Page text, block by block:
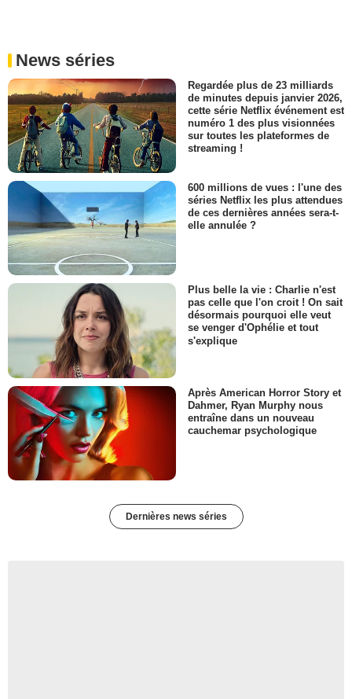
News séries
Regardée plus de 23 milliards
de minutes depuis janvier 2026,
cette série Netflix événement est
numéro 1 des plus visionnées
sur toutes les plateformes de
streaming !
600 millions de vues : l'une des
séries Netflix les plus attendues
de ces dernières années sera-t-
elle annulée ?
Plus belle la vie : Charlie n'est
pas celle que l'on croit ! On sait
désormais pourquoi elle veut
se venger d'Ophélie et tout
s'explique
Après American Horror Story et
Dahmer, Ryan Murphy nous
entraîne dans un nouveau
cauchemar psychologique
Dernières news séries